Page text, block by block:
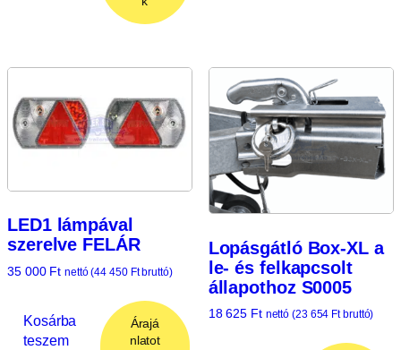
LED1 lámpával
szerelve FELÁR
35 000 Ft nettó (44 450 Ftbruttó)
Kosárba
teszem
Árajá
nlatot
Lopásgátló Box-XL a
le- és felkapcsolt
állapothoz S0005
18 625 Ft nettó (23 654 Ftbruttó)